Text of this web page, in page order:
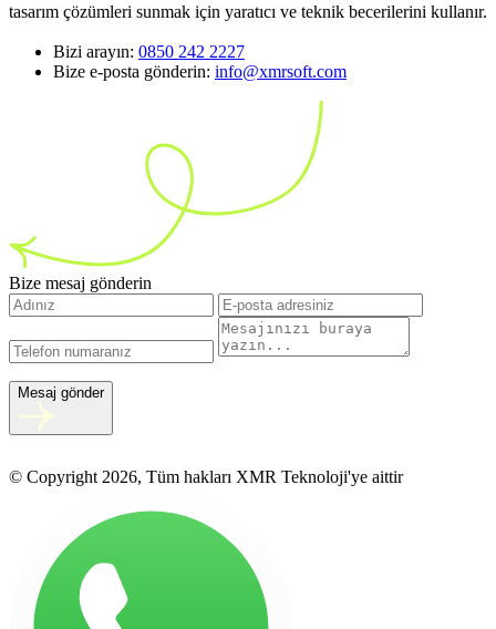
tasarım çözümleri sunmak için yaratıcı ve teknik becerilerini kullanır.
Bizi arayın: 0850 242 2227
Bize e-posta gönderin: info@xmrsoft.com
Bize mesaj gönderin
Mesaj gönder
© Copyright 2026, Tüm hakları XMR Teknoloji'ye aittir